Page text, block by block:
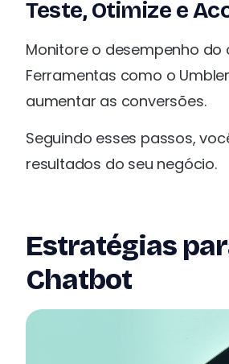
Teste, Otimize e
Monitore o desempenho
Ferramentas como o
aumentar as conversões.
Seguindo esses passos,
resultados do seu negócio.
Estratégias
Chatbot